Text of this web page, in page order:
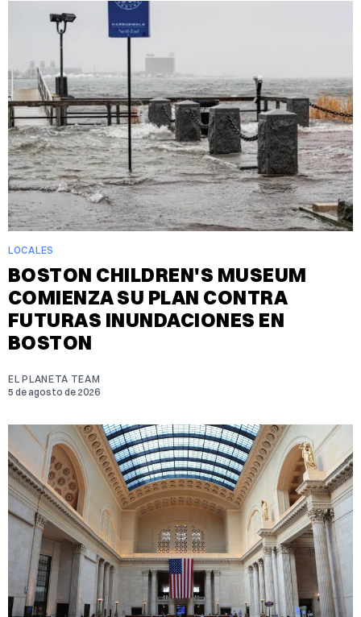
LOCALES
BOSTON CHILDREN'S MUSEUM
COMIENZA SU PLAN CONTRA
FUTURAS INUNDACIONES EN
BOSTON
EL PLANETA TEAM
5 de agosto de 2026